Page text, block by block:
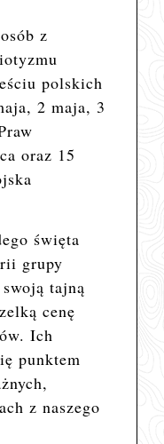
z
polskich
2 maja, 3
oraz 15
święta
grupy
tajną
cenę
Ich
punktem
z naszego